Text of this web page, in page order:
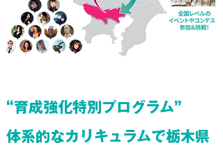
“育成強化特別プログラム”
体系的なカリキュラムで栃木県